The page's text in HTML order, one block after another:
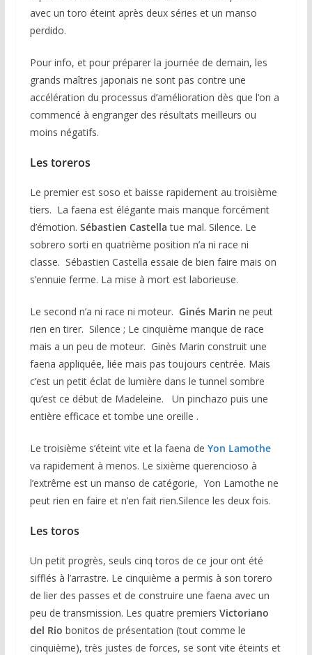
avec un toro éteint après deux séries et un manso
perdido.
Pour info, et pour préparer la journée de demain, les
grands maîtres japonais ne sont pas contre une
accélération du processus d’amélioration dès que l’on a
commencé à engranger des résultats meilleurs ou
moins négatifs.
Les toreros
Le premier est soso et baisse rapidement au troisième
tiers. La faena est élégante mais manque forcément
d’émotion. Sébastien Castellatue mal. Silence. Le
sobrero sorti en quatrième position n’a ni race ni
classe. Sébastien Castella essaie de bien faire mais on
s’ennuie ferme. La mise à mort est laborieuse.
Le second n’a ni race ni moteur. Ginés Marin ne peut
rien en tirer. Silence ; Le cinquième manque de race
mais a un peu de moteur. Ginès Marin construit une
faena appliquée, liée mais pas toujours centrée. Mais
c’est un petit éclat de lumière dans le tunnel sombre
qu’est ce début de Madeleine. Un pinchazo puis une
entière efficace et tombe une oreille .
Le troisième s’éteint vite et la faena de Yon Lamothe
va rapidement à menos. Le sixième querencioso à
l’extrême est un manso de catégorie, Yon Lamothe ne
peut rien en faire et n’en fait rien.Silence les deux fois.
Les toros
Un petit progrès, seuls cinq toros de ce jour ont été
sifflés à l’arrastre. Le cinquième a permis à son torero
de lier des passes et de construire une faena avec un
peu de transmission. Les quatre premiers Victoriano
del Rio bonitos de présentation (tout comme le
cinquième), très justes de forces, se sont vite éteints et